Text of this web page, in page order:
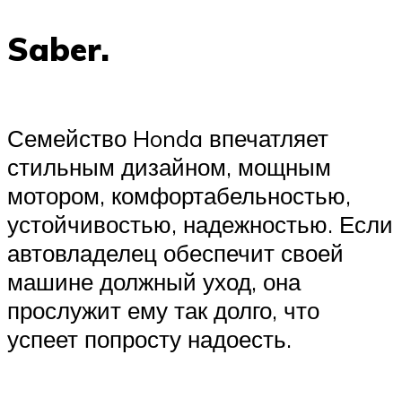
Saber.
Семейство Honda впечатляет
стильным дизайном, мощным
мотором, комфортабельностью,
устойчивостью, надежностью. Если
автовладелец обеспечит своей
машине должный уход, она
прослужит ему так долго, что
успеет попросту надоесть.